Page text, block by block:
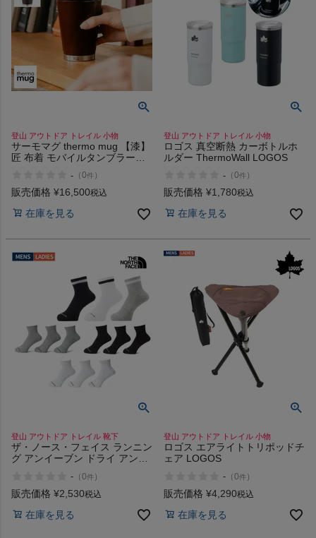
商品が見つからない方はこちら
THE NORTH FACE
CHUMS
HOKA
もっと見る
メンズカジュアルウェア
メンズスポーツウェア
レディーススポーツウェア
スポーツシューズ
登山 アウトドア トレイル 小物
サーモマグ thermo mug 【漆】
匠 布着 モバイルタンブラーミ
MOBILE TUMBLER MINI 保温
保冷 コップ タンブラー 蓋付き
茶 カフェ プレゼント 贈物 ギフ
- （0件 ）
販売価格 ¥16,500税込
在庫を見る
登山 アウトドア トレイル 小物
ロゴス 真空断熱 カーボトルホ
ルダー ThermoWall LOGOS
- （0件 ）
販売価格 ¥1,780税込
在庫を見る
登山 アウトドア トレイル 靴下
ザ・ノース・フェイス ランニン
グ アンイーブン ドライ アンク
- （0件 ）
販売価格 ¥2,530税込
在庫を見る
登山 アウトドア トレイル 小物
ロゴス エアライトトリポッドチ
ェア LOGOS
- （0件 ）
販売価格 ¥4,290税込
在庫を見る